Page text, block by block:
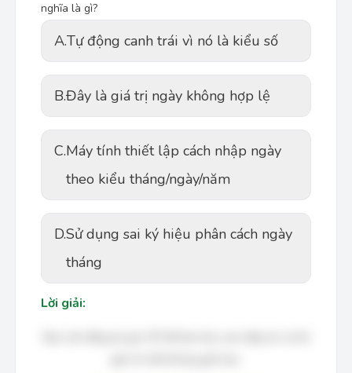
nghĩa là gì?
A.Tự động canh trái vì nó là kiểu số
B.Đây là giá trị ngày không hợp lệ
C.Máy tính thiết lập cách nhập ngày
theo kiểu tháng/ngày/năm
D.Sử dụng sai ký hiệu phân cách ngày
tháng
Lời giải: